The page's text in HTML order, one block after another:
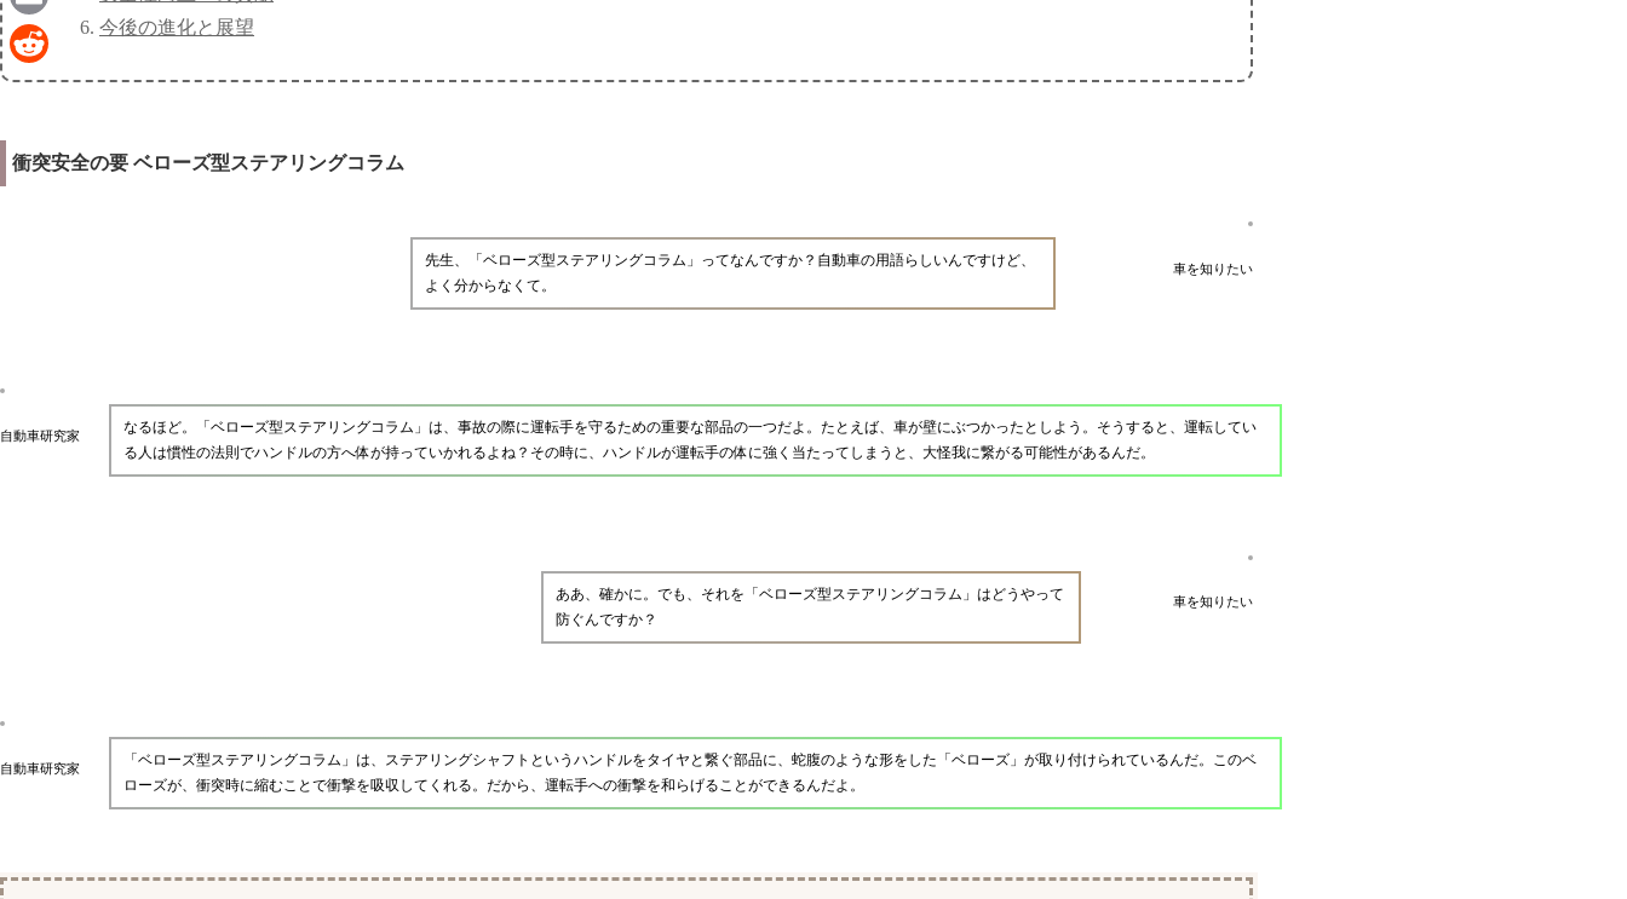
今後の進化と展望
衝突安全の要 ベローズ型ステアリングコラム
車を知りたい
先生、「ベローズ型ステアリングコラム」ってなんですか？自動車の用語らしいんですけど、
よく分からなくて。
自動車研究家
なるほど。「ベローズ型ステアリングコラム」は、事故の際に運転手を守るための重要な部品の一つだよ。たとえば、車が壁にぶつかったとしよう。そうすると、運転してい
る人は慣性の法則でハンドルの方へ体が持っていかれるよね？その時に、ハンドルが運転手の体に強く当たってしまうと、大怪我に繋がる可能性があるんだ。
車を知りたい
ああ、確かに。でも、それを「ベローズ型ステアリングコラム」はどうやって
防ぐんですか？
自動車研究家
「ベローズ型ステアリングコラム」は、ステアリングシャフトというハンドルをタイヤと繋ぐ部品に、蛇腹のような形をした「ベローズ」が取り付けられているんだ。このベ
ローズが、衝突時に縮むことで衝撃を吸収してくれる。だから、運転手への衝撃を和らげることができるんだよ。
Email
Reddit